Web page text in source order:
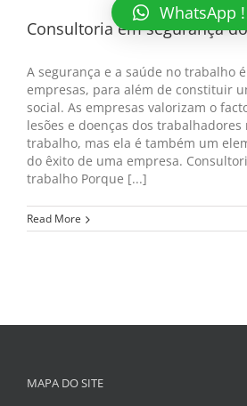
Consultoria em segurança
A segurança e a saúde no trabalho
empresas, para além de constituir
social. As empresas valorizam o
lesões e doenças dos
trabalho, mas ela é também um
do êxito de uma empresa.
trabalho Porque [...]
Read More
MAPA DO SITE
WhatsApp